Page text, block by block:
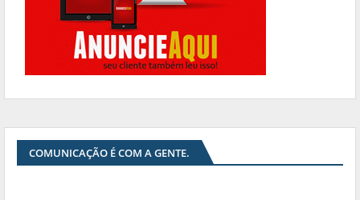
COMUNICAÇÃO É COM A GENTE.